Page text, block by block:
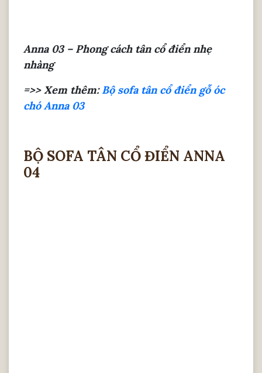
Anna 03 – Phong cách tân cổ điển nhẹ
nhàng
=>> Xem thêm:Bộ sofa tân cổ điển gỗ óc
chó Anna 03
BỘ SOFA TÂN CỔ ĐIỂN ANNA
04